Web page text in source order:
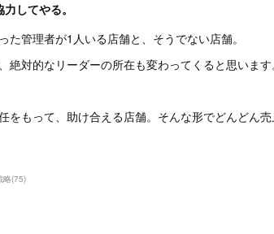
してやる。
た管理者が1人いる店舗と、そうでない店舗。
絶対的なリーダーの所在も変わってくると思います
をもって、助け合える店舗。そんな形でどんどん
略(75)